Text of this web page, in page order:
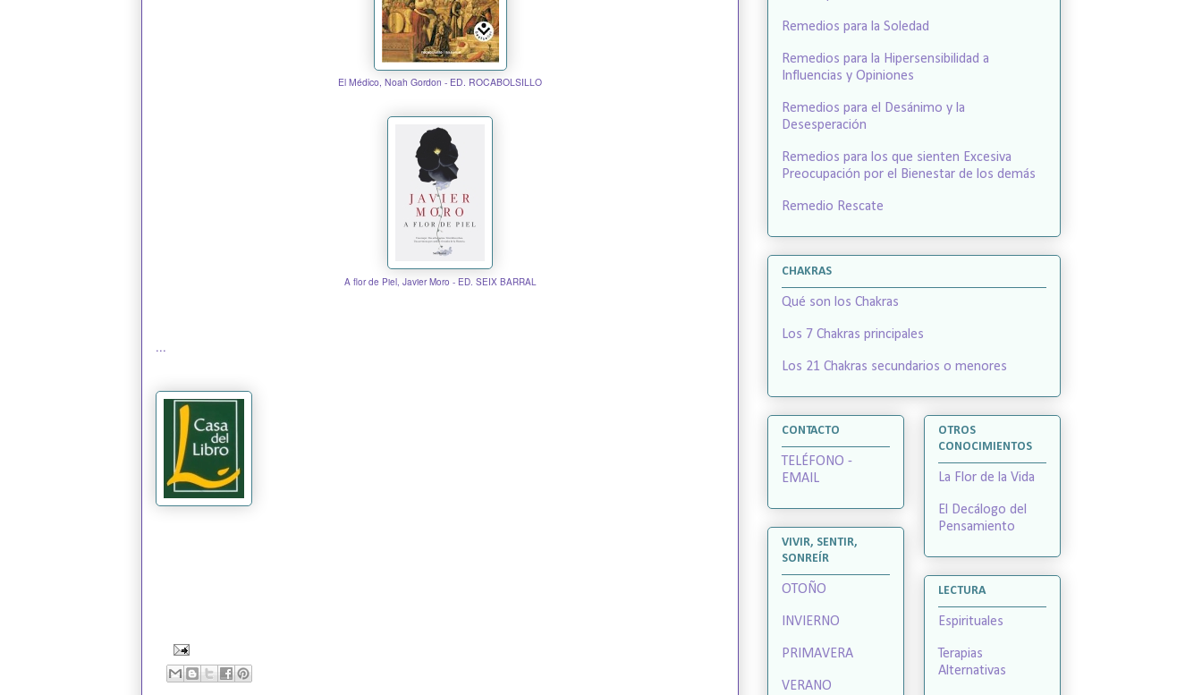
El Médico, Noah Gordon - ED. ROCABOLSILLO
A flor de Piel, Javier Moro - ED. SEIX BARRAL
...
Remedios para la Soledad
Remedios para la Hipersensibilidad a
Influencias y Opiniones
Remedios para el Desánimo y la
Desesperación
Remedios para los que sienten Excesiva
Preocupación por el Bienestar de los demás
Remedio Rescate
CHAKRAS
Qué son los Chakras
Los 7 Chakras principales
Los 21 Chakras secundarios o menores
CONTACTO
TELÉFONO -
EMAIL
VIVIR, SENTIR,
SONREÍR
OTOÑO
INVIERNO
PRIMAVERA
VERANO
OTROS
CONOCIMIENTOS
La Flor de la Vida
El Decálogo del
Pensamiento
LECTURA
Espirituales
Terapias
Alternativas